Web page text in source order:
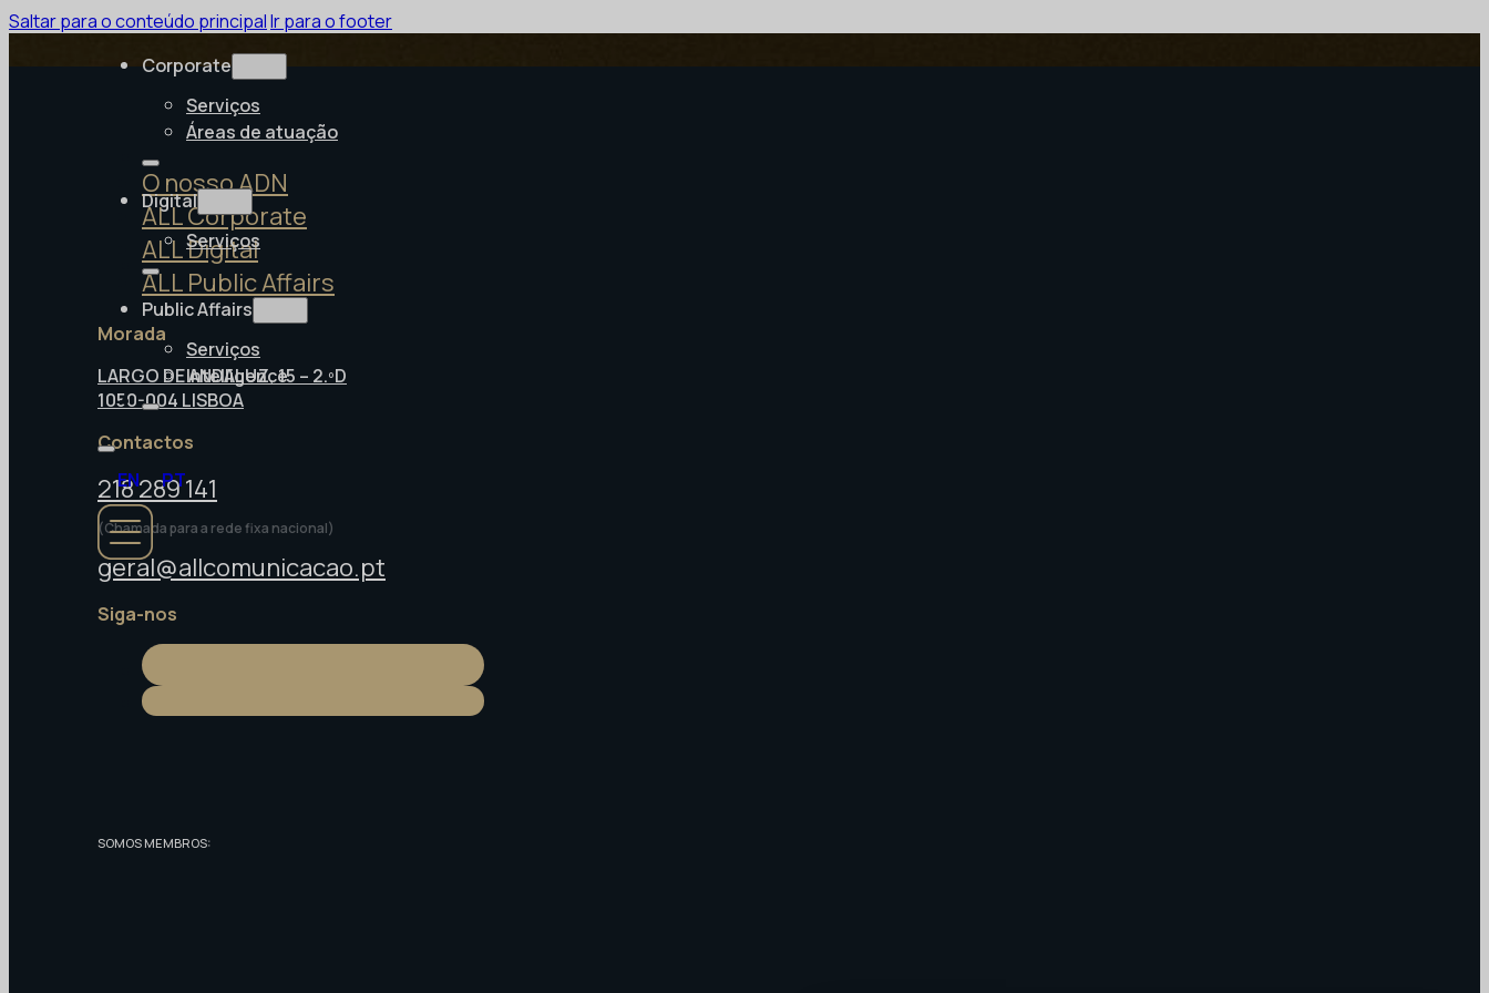
Saltar para o conteúdo principalIr para o footer
Corporate
Serviços
Áreas de atuação
Digital
Serviços
Public Affairs
Serviços
Intelligence
EN PT
O nosso ADN
ALL Corporate
ALL Digital
ALL Public Affairs
Morada
LARGO DE ANDALUZ, 15 – 2.ºD
1050-004 LISBOA
Contactos
218 289 141
(Chamada para a rede fixa nacional)
geral@allcomunicacao.pt
Siga-nos
SOMOS MEMBROS: